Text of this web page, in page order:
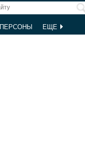
ПЕРСОНЫ ЕЩЕ